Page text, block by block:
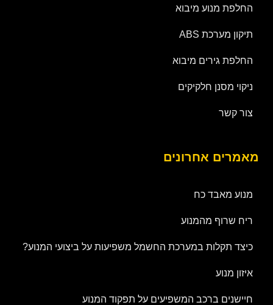
החלפת מנוע מיבוא
תיקון מערכת ABS
החלפת גירים מיבוא
ניקוי מסנן חלקיקים
צור קשר
מאמרים אחרונים
מנוע מאבד כח
ריח שרוף מהמנוע
כיצד תקלות במערכת החשמל משפיעות על ביצועי המנוע?
איזון מנוע
חיישנים ברכב המשפיעים על תפקוד המנוע